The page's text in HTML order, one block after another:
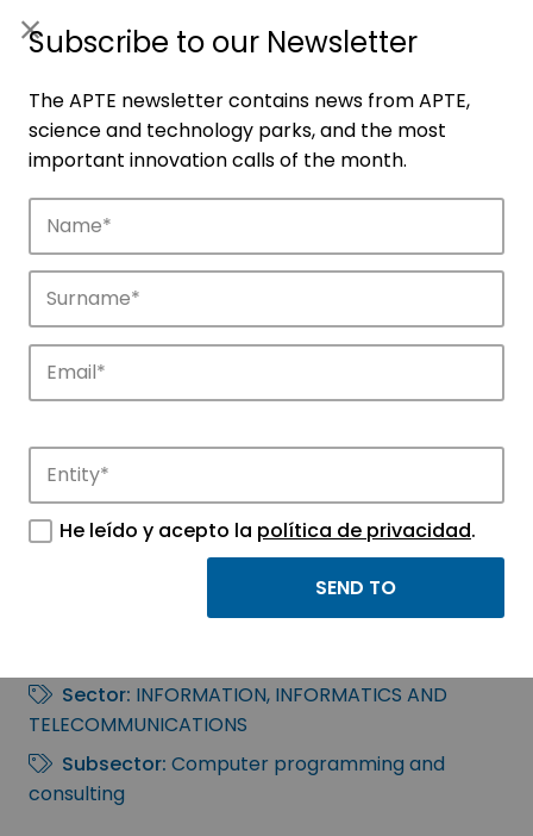
Companies
Discover the companies that drive
innovation in APTE’s parks.
Nube3i Technologies,
Sector: INFORMATION, INFORMATICS AND
TELECOMMUNICATIONS
Subsector: Computer programming and
consulting
Subscribe to our Newsletter
The APTE newsletter contains news from APTE,
science and technology parks, and the most
important innovation calls of the month.
He leído y acepto la política de privacidad.